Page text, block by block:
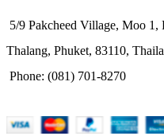
5/9 Pakcheed Village, Moo
Thalang, Phuket, 83110,
Phone: (081) 701-8270